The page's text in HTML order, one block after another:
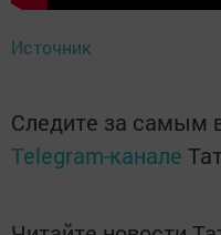
Источник
Следите за самым
Telegram-канале